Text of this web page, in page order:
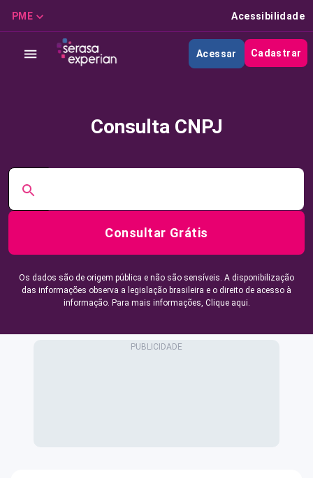
PME Acessibilidade
Acessar Cadastrar
Consulta CNPJ
Consultar Grátis
Os dados são de origem pública e não são sensíveis. A disponibilização
das informações observa a legislação brasileira e o direito de acesso à
informação. Para mais informações, Clique aqui.